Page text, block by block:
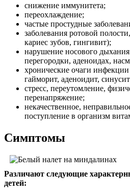
снижение иммунитета;
переохлаждение;
частые простудные
заболевания ротовой
кариес зубов, гингивит);
нарушение носового
перегородки, аденоидах,
хронические очаги
гайморит, аденоидит,
стресс, переутомление,
перенапряжение;
некачественное,
поступление в организм
Симптомы
Различают следующие
детей: